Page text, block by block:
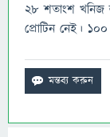
২৮ শতাংশ খনিজ
প্রোটিন নেই।